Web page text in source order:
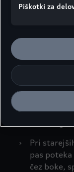
Otrok
pripet z
za manj
›
Varnostni
›
Pri
pas
čez boke,
Piškotki za